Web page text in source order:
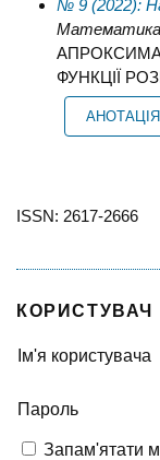
КОРИСТУВАЧ
Ім'я користувача
Пароль
Запам'ятати
№ 9 (2022):
ФУНКЦІЇ
АНОТАЦІЯ
ISSN: 2617-2666